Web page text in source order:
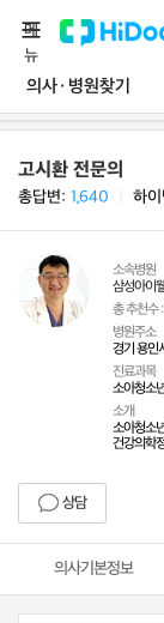
의사·병원찾기
메
뉴
고시환 전문의
총답변: 1,640 하
소속병원
삼성아이
총 추천수 :
병원주소
경기 용인
진료과목
소아청소
소개
소아청소
건강의학
상담
의사기본정보